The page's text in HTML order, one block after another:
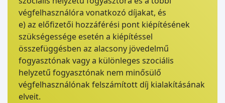
végfelhasználóra vonatkozó díjakat, és
e) az előfizetői hozzáférési pont kiépítésének
szükségessége esetén a kiépítéssel
összefüggésben az alacsony jövedelmű
fogyasztónak vagy a különleges szociális
helyzetű fogyasztónak nem minősülő
végfelhasználónak felszámított díj kialakításának
elveit.